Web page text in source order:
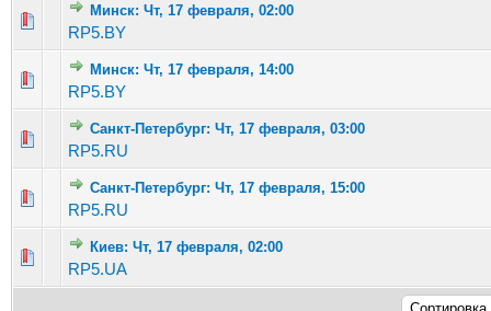
Минск: Чт, 17 февраля, 02:00
RP5.BY
Голосов: 1 - Средняя оценка: 1 из 5
12 345
Минск: Чт, 17 февраля, 14:00
RP5.BY
Голосов: 2 - Средняя оценка: 3 из 5
12 345
Санкт-Петербург: Чт, 17 февраля, 03:00
RP5.RU
Голосов: 4 - Средняя оценка: 2 из 5
1234 5
Санкт-Петербург: Чт, 17 февраля, 15:00
RP5.RU
Голосов: 2 - Средняя оценка: 1 из 5
1234 5
Киев: Чт, 17 февраля, 02:00
RP5.UA
Голосов: 5 - Средняя оценка: 2.8 из 5
2345